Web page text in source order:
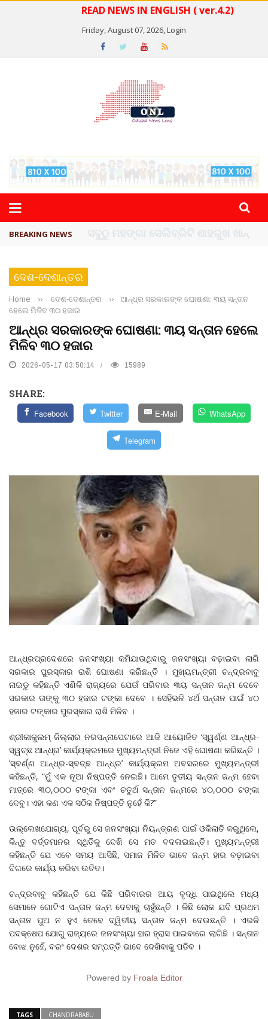
READ NEWS IN ENGLISH ( ver.4.2)
Friday, August 07, 2026,Login
BREAKING NEWS ବିଏସ୍‌ପିର ବିଧାୟକ ଉମା ଶଙ୍କର ସିଂହଙ୍କ ...
ଦେଶ-ଦେଶାନ୍ତର
Home ›› ଦେଶ-ଦେଶାନ୍ତର ››
ଆନ୍ଧ୍ର ସରକାରଙ୍କ ଘୋଷଣା: ୩ୟ ସନ୍ତାନ
ହେଲେ ମିଳିବ ୩୦ ହଜାର
ଆନ୍ଧ୍ର ସରକାରଙ୍କ ଘୋଷଣା: ୩ୟ ସନ୍ତାନ ହେଲେ
ମିଳିବ ୩୦ ହଜାର
2026-05-17 03:50:14 15989
SHARE:
Facebook Twitter E-Mail WhatsApp
Telegram
ଆନ୍ଧ୍ରପ୍ରଦେଶରେ ଜନସଂଖ୍ୟା କମିଯାଉଥିବାରୁ ଜନସଂଖ୍ୟା ବଢ଼ାଇବା ଲାଗି
ସରକାର ପୁରସ୍କାର ରାଶି ଘୋଷଣା କରିଛନ୍ତି । ମୁଖ୍ୟମନ୍ତ୍ରୀ ଚନ୍ଦ୍ରବାବୁ
ନାଇଡୁ କହିଛନ୍ତି ଏଣିକି ରାଜ୍ୟରେ ଯେଉଁ ପରିବାର ୩ୟ ସନ୍ତାନ ଜନ୍ମ ଦେବେ
ସରକାର ତାଙ୍କୁ ୩୦ ହଜାର ଟଙ୍କା ଦେବେ । ସେହିଭଳି ୪ର୍ଥ ସନ୍ତାନ ପାଇଁ ୪୦
ହଜାର ଟଙ୍କାର ପୁରସ୍କାର ରାଶି ମିଳିବ ।
ଶ୍ରୀକାକୁଲମ୍ ଜିଲ୍ଲାର ନରସନ୍ନାପେଟାରେ ଆଜି ଆୟୋଜିତ ‘ସ୍ୱର୍ଣ୍ଣ ଆନ୍ଧ୍ର-
ସ୍ୱଚ୍ଛ ଆନ୍ଧ୍ର’ କାର୍ଯ୍ୟକ୍ରମରେ ମୁଖ୍ୟମନ୍ତ୍ରୀ ନିଜେ ଏହି ଘୋଷଣା କରିଛନ୍ତି ।
‘ସ୍ବର୍ଣ୍ଣ ଆନ୍ଧ୍ର-ସ୍ବଚ୍ଛ ଆନ୍ଧ୍ର’ କାର୍ଯ୍ୟକ୍ରମ ଅବସରରେ ମୁଖ୍ୟମନ୍ତ୍ରୀ
କହିଛନ୍ତି, “ମୁଁ ଏକ ନୂଆ ନିଷ୍ପତ୍ତି ନେଇଛି। ଆମେ ତୃତୀୟ ସନ୍ତାନ ଜନ୍ମ ହେବା
ମାତ୍ରେ ୩୦,୦୦୦ ଟଙ୍କା ଏବଂ ଚତୁର୍ଥ ସନ୍ତାନ ଜନ୍ମରେ ୪୦,୦୦୦ ଟଙ୍କା
ଦେବୁ। ଏହା କଣ ଏକ ସଠିକ ନିଷ୍ପତ୍ତି ନୁହେଁ କି?”
ଉଲ୍ଲେଖଯୋଗ୍ୟ, ପୂର୍ବରୁ ସେ ଜନସଂଖ୍ୟା ନିୟନ୍ତ୍ରଣ ପାଇଁ ଓକିଲାତି କରୁଥିଲେ,
କିନ୍ତୁ ବର୍ତ୍ତମାନର ସ୍ଥିତିକୁ ଦେଖି ସେ ମତ ବଦଳାଇଛନ୍ତି। ମୁଖ୍ୟମନ୍ତ୍ରୀ
କହିଛନ୍ତି ଯେ ଏବେ ସମୟ ଆସିଛି, ସମାଜ ମିଳିତ ଭାବେ ଜନ୍ମ ହାର ବଢ଼ାଇବା
ଦିଗରେ କାର୍ଯ୍ୟ କରିବା ଉଚିତ।
ଚନ୍ଦ୍ରବାବୁ କହିଛନ୍ତି ଯେ କିଛି ପରିବାରର ଆୟ ବୃଦ୍ଧି ପାଇଥିଲେ ମଧ୍ୟ
ସେମାନେ ଗୋଟିଏ ସନ୍ତାନ ଜନ୍ମ ଦେବାକୁ ଚାହୁଁଛନ୍ତି । କିଛି ଲୋକ ଯଦି ପ୍ରଥମ
ସନ୍ତାନ ପୁଅ ନ ହୁଏ ତେବେ ଦ୍ୱିତୀୟ ସନ୍ତାନ ଜନ୍ମ ଦେଉଛନ୍ତି । ଏଭଳି
ପଦକ୍ଷେପ ଯୋଗୁ ରାଜ୍ୟରେ ଜନସଂଖ୍ୟା ହାର ହ୍ରାସ ପାଇବାରେ ଲାଗିଛି । ସନ୍ତାନ
ବୋଝ ନୁହେଁ, ବରଂ ଦେଶର ସମ୍ପତ୍ତି ଭାବେ ଦେଖିବାକୁ ପଡିବ ।
Powered by Froala Editor
TAGS CHANDRABABU